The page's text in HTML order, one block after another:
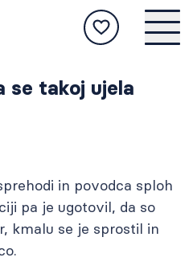
postopek
za živali, zgodbe
strani objavite
zavetišče v
najvišji strokovni
novice in
se takoj ujela
in povodca sploh
pa je ugotovil, da so
kmalu se je sprostil in